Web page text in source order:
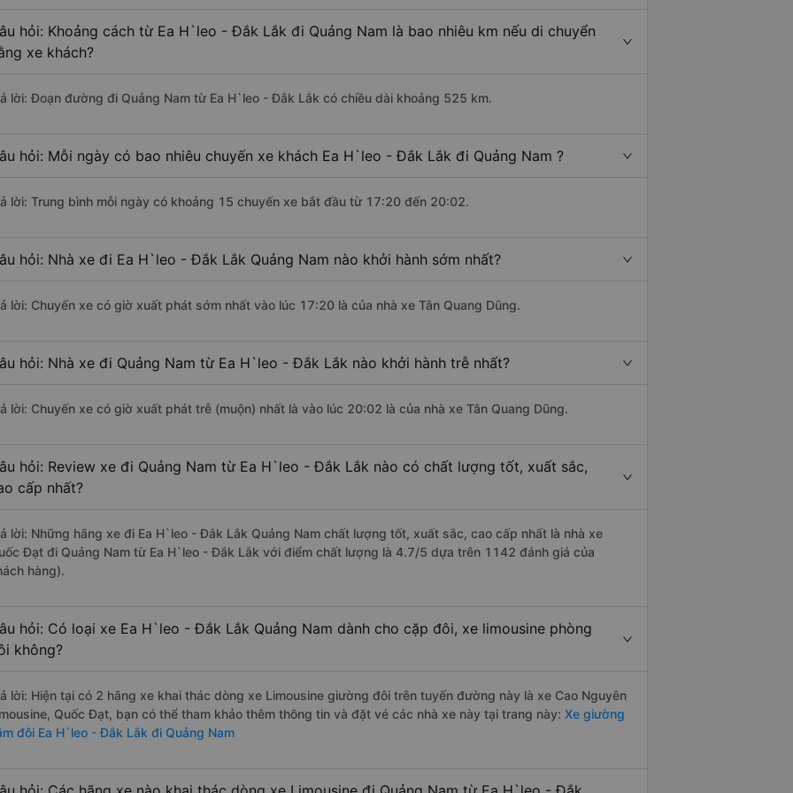
hỏi: Khoảng cách từ Ea H`leo - Đắk Lắk đi Quảng Nam là bao nhiêu km nếu di chuyển
xe khách?
lời: Đoạn đường đi Quảng Nam từ Ea H`leo - Đắk Lắk có chiều dài khoảng 525 km.
hỏi: Mỗi ngày có bao nhiêu chuyến xe khách Ea H`leo - Đắk Lắk đi Quảng Nam ?
lời: Trung bình mỗi ngày có khoảng 15 chuyến xe bắt đầu từ 17:20 đến 20:02.
hỏi: Nhà xe đi Ea H`leo - Đắk Lắk Quảng Nam nào khởi hành sớm nhất?
lời: Chuyến xe có giờ xuất phát sớm nhất vào lúc 17:20 là của nhà xe Tân Quang Dũng.
hỏi: Nhà xe đi Quảng Nam từ Ea H`leo - Đắk Lắk nào khởi hành trễ nhất?
lời: Chuyến xe có giờ xuất phát trễ (muộn) nhất là vào lúc 20:02 là của nhà xe Tân Quang Dũng.
hỏi: Review xe đi Quảng Nam từ Ea H`leo - Đắk Lắk nào có chất lượng tốt, xuất sắc,
cấp nhất?
lời: Những hãng xe đi Ea H`leo - Đắk Lắk Quảng Nam chất lượng tốt, xuất sắc, cao cấp nhất là nhà xe
Đạt đi Quảng Nam từ Ea H`leo - Đắk Lắk với điểm chất lượng là 4.7/5 dựa trên 1142 đánh giá của
hàng).
hỏi: Có loại xe Ea H`leo - Đắk Lắk Quảng Nam dành cho cặp đôi, xe limousine phòng
không?
lời: Hiện tại có 2 hãng xe khai thác dòng xe Limousine giường đôi trên tuyến đường này là xe Cao Nguyên
Quốc Đạt, bạn có thể tham khảo thêm thông tin và đặt vé các nhà xe này tại trang này: Xe giường
đôi Ea H`leo - Đắk Lắk đi Quảng Nam